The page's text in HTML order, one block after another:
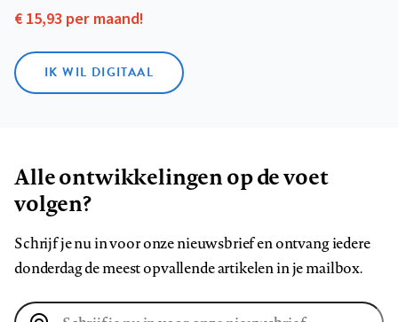
€ 15,93 per maand!
IK WIL DIGITAAL
Alle ontwikkelingen op de voet
volgen?
Schrijf je nu in voor onze nieuwsbrief en ontvang iedere
donderdag de meest opvallende artikelen in je mailbox.